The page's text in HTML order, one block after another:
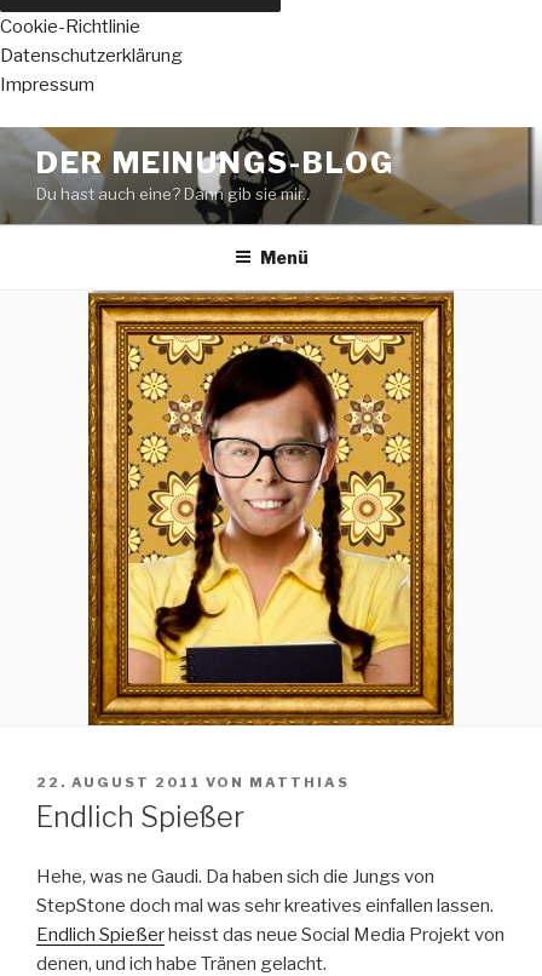
Cookie-Richtlinie
Datenschutzerklärung
Impressum
Zum
Inhalt
springen
DER MEINUNGS-BLOG
Du hast auch eine? Dann gib sie mir..
Menü
VERÖFFENTLICHT
AM
22. AUGUST 2011 VON MATTHIAS
Endlich Spießer
Hehe, was ne Gaudi. Da haben sich die Jungs von
StepStone doch mal was sehr kreatives einfallen lassen.
Endlich Spießerheisst das neue Social Media Projekt von
denen, und ich habe Tränen gelacht.